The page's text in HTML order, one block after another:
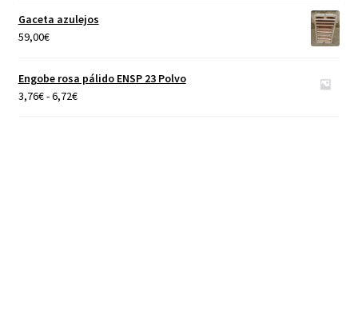
precios:
desde
40,00€
Gaceta azulejos
59,00€
Engobe rosa pálido ENSP 23 Polvo
3,76€-6,72€Rango